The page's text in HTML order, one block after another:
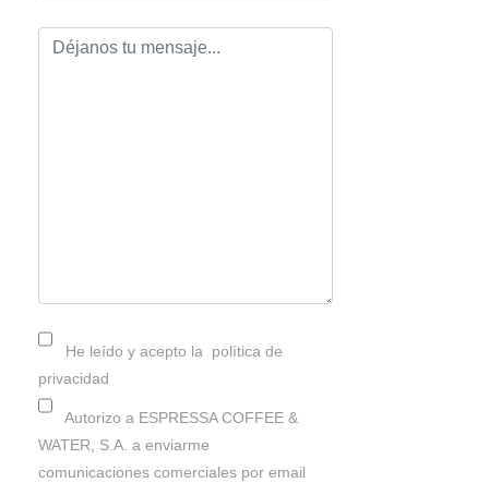
He leído y acepto la política de
privacidad
Autorizo a ESPRESSA COFFEE &
WATER, S.A. a enviarme
comunicaciones comerciales por email